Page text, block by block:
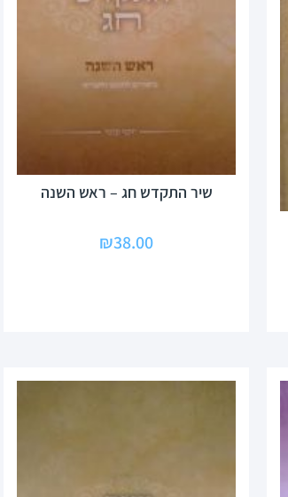
שיר התקדש חג – ראש השנה
₪38.00